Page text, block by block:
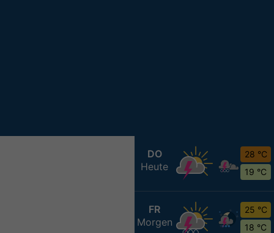
DO
Heute
28 °C
19 °C
FR
Morgen
25 °C
18 °C